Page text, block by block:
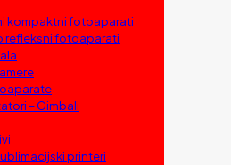
kompaktni fotoaparati
refleksni fotoaparati
– Gimbali
printeri